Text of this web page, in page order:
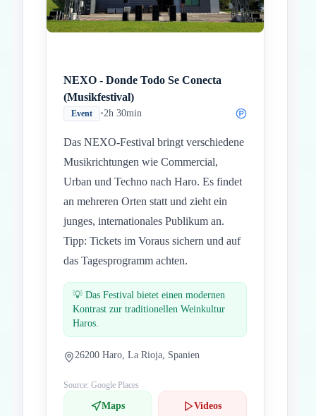
NEXO - Donde Todo Se Conecta
(Musikfestival)
Event •2h 30min
Das NEXO-Festival bringt verschiedene
Musikrichtungen wie Commercial,
Urban und Techno nach Haro. Es findet
an mehreren Orten statt und zieht ein
junges, internationales Publikum an.
Tipp: Tickets im Voraus sichern und auf
das Tagesprogramm achten.
💡 Das Festival bietet einen modernen
Kontrast zur traditionellen Weinkultur
Haros.
26200 Haro, La Rioja, Spanien
Source: Google Places
Maps Videos